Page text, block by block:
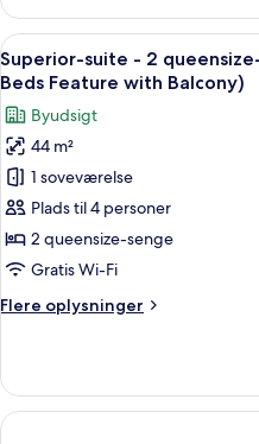
Feature
Premium
View)
suite
1
kingsize-
-
balkon
(King
Feature
Premium
Indlæs
alle
billeder
af
Superior-
suite
-
2
queensize-
-
Queen
Beds
1
Superior-suite - 2
Beds Feature with Balcony)
Byudsigt
44 m²
1 soveværelse
Plads til 4 personer
2 queensize-senge
Gratis Wi-Fi
Flere oplysninger
Flere
suite
2